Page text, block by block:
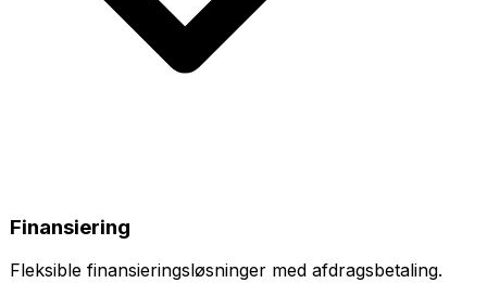
Finansiering
Fleksible finansieringsløsninger med afdragsbetaling.